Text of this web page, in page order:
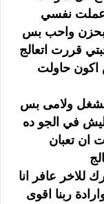
نفسي
بحزن واحب بس
قررت اتعالج
اكون حاولت
ولامى بس
في الجو ده
ان تعبان
للاخر عافر انا
ربنا اقوى